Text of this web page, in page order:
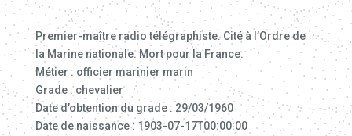
Premier-maître radio télégraphiste. Cité à l’Ordre de
la Marine nationale. Mort pour la France.
Métier : officier marinier marin
Grade : chevalier
Date d’obtention du grade : 29/03/1960
Date de naissance : 1903-07-17T00:00:00